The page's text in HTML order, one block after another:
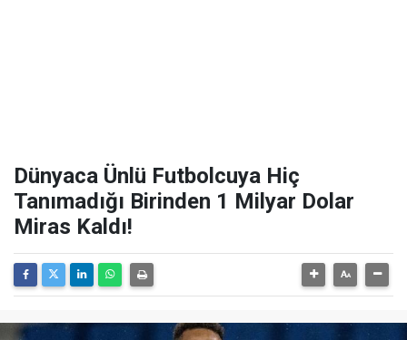
Dünyaca Ünlü Futbolcuya Hiç
Tanımadığı Birinden 1 Milyar Dolar
Miras Kaldı!